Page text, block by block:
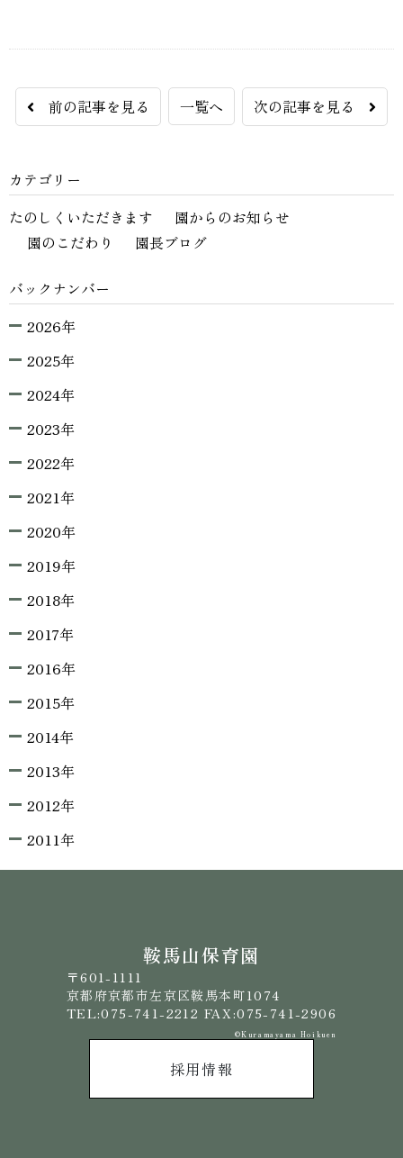
前の記事を見る 一覧へ 次の記事を見る
カテゴリー
たのしくいただきます
園からのお知らせ
園のこだわり
園長ブログ
バックナンバー
2026年
2025年
2024年
2023年
2022年
2021年
2020年
2019年
2018年
2017年
2016年
2015年
2014年
2013年
2012年
2011年
鞍馬山保育園
〒601-1111
京都府京都市左京区鞍馬本町1074
TEL:075-741-2212 FAX:075-741-2906
©️Kuramayama Hoikuen
採用情報